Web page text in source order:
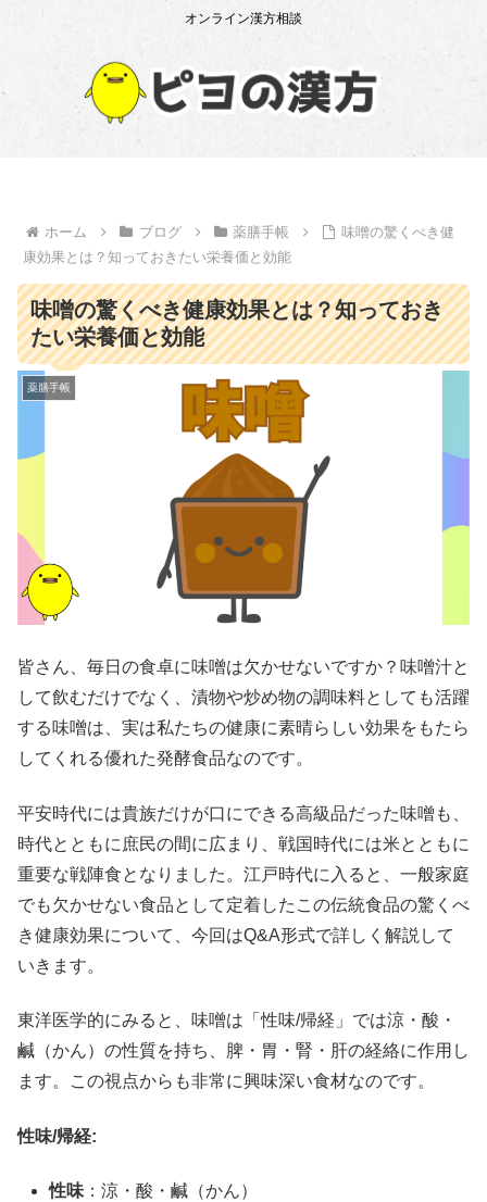
オンライン漢方相談
ホーム ブログ 薬膳手帳
味噌の驚くべき健
康効果とは？知っておきたい栄養価と効能
味噌の驚くべき健康効果とは？知っておき
たい栄養価と効能
薬膳手帳
皆さん、毎日の食卓に味噌は欠かせないですか？味噌汁と
して飲むだけでなく、漬物や炒め物の調味料としても活躍
する味噌は、実は私たちの健康に素晴らしい効果をもたら
してくれる優れた発酵食品なのです。
平安時代には貴族だけが口にできる高級品だった味噌も、
時代とともに庶民の間に広まり、戦国時代には米とともに
重要な戦陣食となりました。江戸時代に入ると、一般家庭
でも欠かせない食品として定着したこの伝統食品の驚くべ
き健康効果について、今回はQ&A形式で詳しく解説して
いきます。
東洋医学的にみると、味噌は「性味/帰経」では涼・酸・
鹹（かん）の性質を持ち、脾・胃・腎・肝の経絡に作用し
ます。この視点からも非常に興味深い食材なのです。
性味/帰経:
性味 ：涼・酸・鹹（かん）